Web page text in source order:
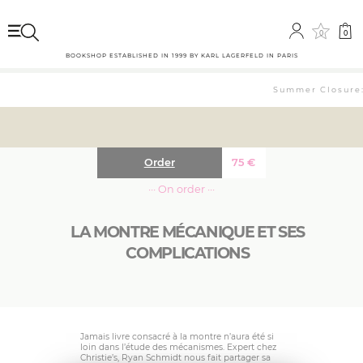
0 0
BOOKSHOP ESTABLISHED IN 1999 BY KARL LAGERFELD IN PARIS
Summer
LA MONTRE MÉCANIQUE ET SES
COMPLICATIONS
75€
Order
··· On order ···
Jamais livre consacré à la montre n’aura été si
loin dans l’étude des mécanismes. Expert chez
Christie’s, Ryan Schmidt nous fait partager sa